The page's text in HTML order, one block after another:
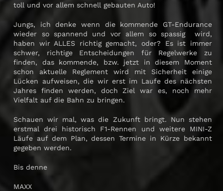
toll und vor allem schnell gebauten Auto!
Jungs, ich denke wenn die kommende GT-Endurance
wieder so spannend und vor allem so spassig wird,
haben wir ALLES richtig gemacht, oder? Es ist immer
schwer, richtige Entscheidungen für Regelwerke zu
finden, das kommende, bzw. jetzt in diesem Moment
schon aktuelle Reglement wird mit Sicherheit einige
Lücken aufweisen, die wir erst im Laufe des nächsten
Jahres finden werden, doch Ziel war es, noch mehr
Vielfalt auf die Bahn zu bringen.
Schauen wir mal, was die Zukunft bringt. Nun stehen
erstmal drei historisch F1-Rennen und weitere MINI-Z
Läufe auf dem Plan, dessen Termine in Kürze bekannt
gegeben werden.
Bis denne
MAXX